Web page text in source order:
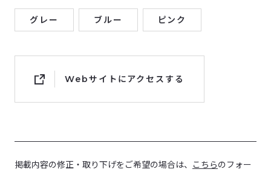
グレー ブルー ピンク
Webサイトにアクセスする
掲載内容の修正・取り下げをご希望の場合は、 こちらのフォー